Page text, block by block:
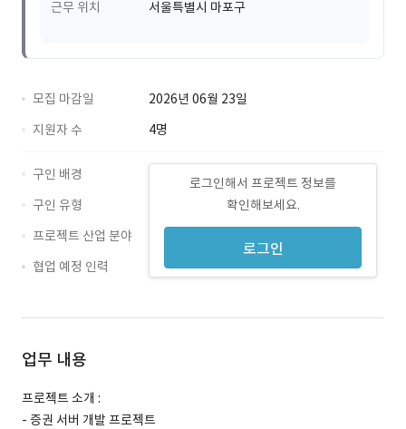
근무 위치
서울특별시 마포구
모집 마감일
2026년 06월 23일
지원자 수
4명
로그인해서 프로젝트 정보를
확인해보세요.
로그인
구인 배경
구인 유형
프로젝트 산업 분야
협업 예정 인력
업무 내용
프로젝트 소개 :
- 증권 서버 개발 프로젝트